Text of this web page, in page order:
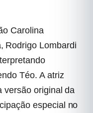
Carolina
Rodrigo Lombardi
Téo. A atriz
versão original da
especial no